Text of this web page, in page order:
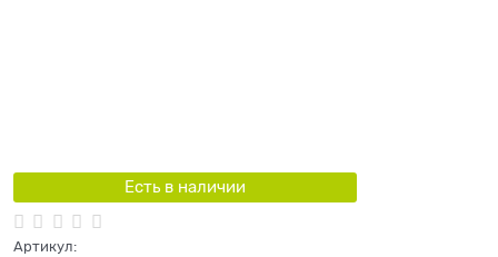
Есть в наличии
Артикул: